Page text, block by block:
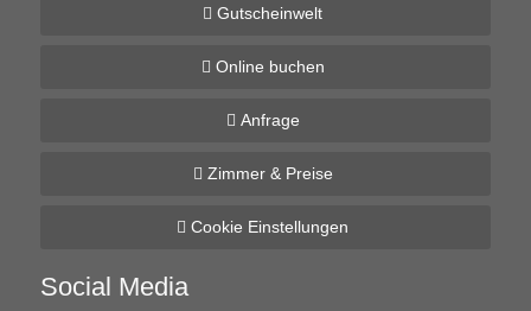
Gutscheinwelt
Online buchen
Anfrage
Zimmer & Preise
Cookie Einstellungen
Social Media